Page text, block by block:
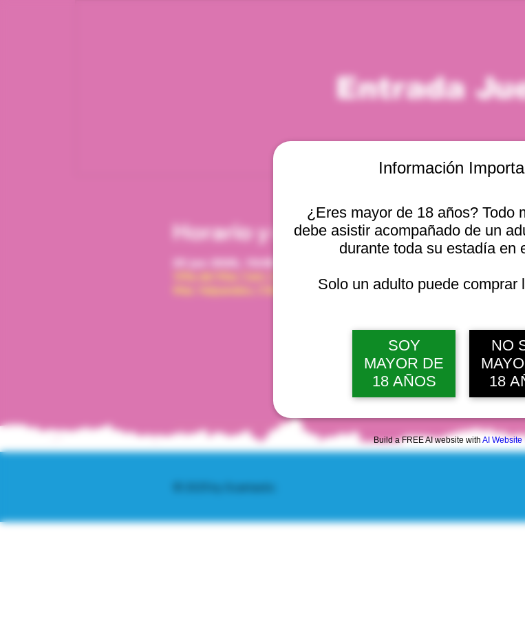
Información
¿Eres mayor de 18 años? Todo
debe asistir acompañado de un
durante toda su estadía en
Solo un adulto puede comprar
SOY
MAYOR DE
18 AÑOS
NO
18
Build a FREE AI website with AI Website
Entrada
Horario y ubicación
25 jun 2026, 10:00 a. m. – 11:00 a. m.
Viña del Mar, Cam. Internacional 2440, Viña del
jue, 13 ago, 10:00 a.
© 2025 by Scantastic.